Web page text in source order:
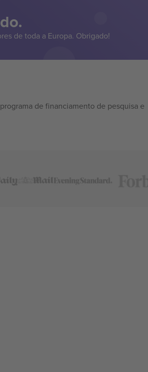
de toda a Europa. Obrigado!
de financiamento de pesquisa e